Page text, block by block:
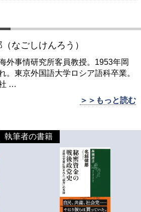
なごしけんろう）
外事情研究所客員教授。1953年岡
。東京外国語大学ロシア語科卒業。
…
＞＞もっと読む
執筆者の書籍